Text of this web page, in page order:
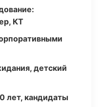
КТ
детский
лет, кандидаты